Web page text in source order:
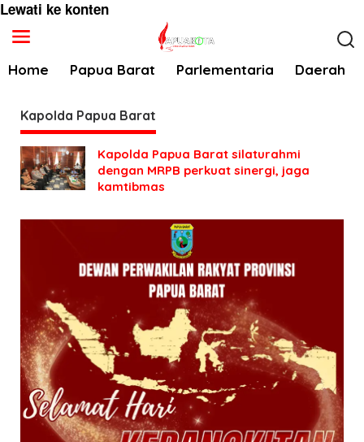
Lewati ke konten
Home Papua Barat Parlementaria Daerah
Kapolda Papua Barat
Kapolda Papua Barat silaturahmi
dengan MRPB perkuat sinergi, jaga
kamtibmas